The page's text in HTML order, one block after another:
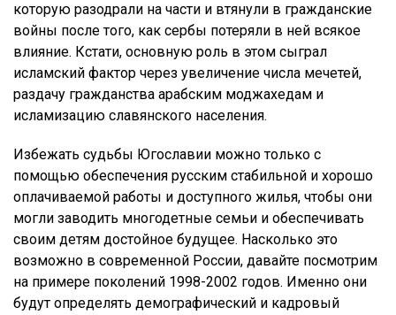
которую разодрали на части и втянули в гражданские
войны после того, как сербы потеряли в ней всякое
влияние. Кстати, основную роль в этом сыграл
исламский фактор через увеличение числа мечетей,
раздачу гражданства арабским моджахедам и
исламизацию славянского населения.
Избежать судьбы Югославии можно только с
помощью обеспечения русским стабильной и хорошо
оплачиваемой работы и доступного жилья, чтобы они
могли заводить многодетные семьи и обеспечивать
своим детям достойное будущее. Насколько это
возможно в современной России, давайте посмотрим
на примере поколений 1998-2002 годов. Именно они
будут определять демографический и кадровый